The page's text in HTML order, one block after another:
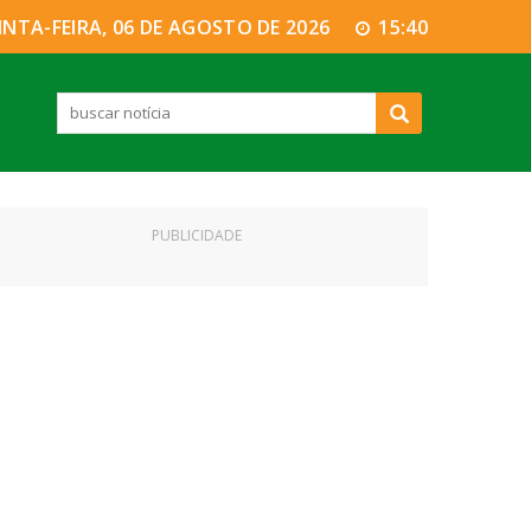
FEIRA, 06 DE AGOSTO DE 2026 15:40
PUBLICIDADE